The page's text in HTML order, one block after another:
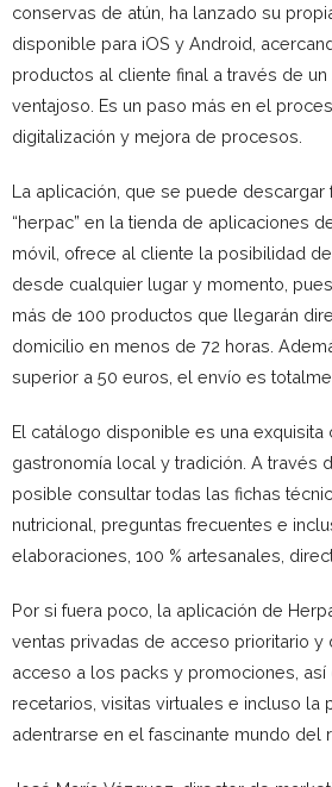
conservas de atún, ha lanzado su
disponible para iOS y Android,
productos al cliente final a través de
ventajoso. Es un paso más en el
digitalización y mejora de procesos.
La aplicación, que se puede descargar
“herpac” en la tienda de aplicaciones
móvil, ofrece al cliente la posibilidad
desde cualquier lugar y momento,
más de 100 productos que llegarán
domicilio en menos de 72 horas.
superior a 50 euros, el envío es
El catálogo disponible es una exquisita
gastronomía local y tradición. A través
posible consultar todas las fichas
nutricional, preguntas frecuentes e
elaboraciones, 100 % artesanales,
Por si fuera poco, la aplicación de
ventas privadas de acceso prioritario y
acceso a los packs y promociones, así
recetarios, visitas virtuales e incluso la
adentrarse en el fascinante mundo del